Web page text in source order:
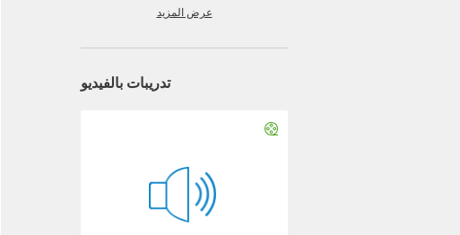
عرض المزيد
تدريبات بالفيديو